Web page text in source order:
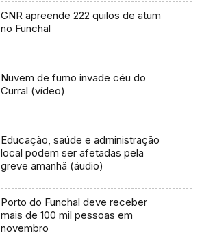
GNR apreende 222 quilos de atum
no Funchal
Nuvem de fumo invade céu do
Curral (vídeo)
Educação, saúde e administração
local podem ser afetadas pela
greve amanhã (áudio)
Porto do Funchal deve receber
mais de 100 mil pessoas em
novembro